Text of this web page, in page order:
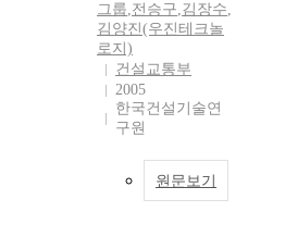
그룹,전승구,김장수,
김양진(우진테크놀
로지)
건설교통부
2005
한국건설기술연
구원
원문보기